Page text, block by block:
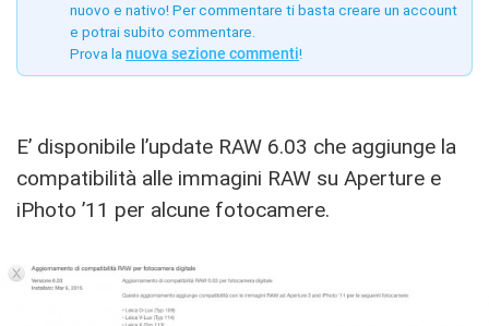
nuovo e nativo! Per commentare ti basta creare un account
e potrai subito commentare.
Prova la nuova sezione commenti!
E’ disponibile l’update RAW 6.03 che aggiunge la
compatibilità alle immagini RAW su Aperture e
iPhoto ’11 per alcune fotocamere.